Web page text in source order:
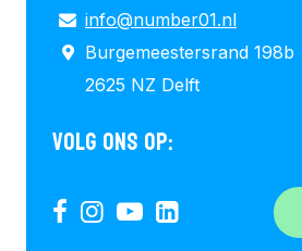
info@number01.nl
Burgemeestersrand 198b
2625 NZ Delft
VOLG ONS OP: